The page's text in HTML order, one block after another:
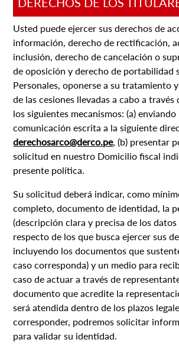
Usted puede ejercer sus derechos de
información, derecho de rectificación,
inclusión, derecho de cancelación o
de oposición y derecho de portabilidad
Personales, oponerse a su tratamiento
de las cesiones llevadas a cabo a través
los siguientes mecanismos: (a) enviando
comunicación escrita a la siguiente
derechosarco@derco.pe, (b) presentar
solicitud en nuestro Domicilio fiscal
presente política.
Su solicitud deberá indicar, como
completo, documento de identidad, la
(descripción clara y precisa de los datos
respecto de los que busca ejercer sus
incluyendo los documentos que
caso corresponda) y un medio para
caso de actuar a través de
documento que acredite la
será atendida dentro de los plazos
corresponder, podremos solicitar
para validar su identidad.